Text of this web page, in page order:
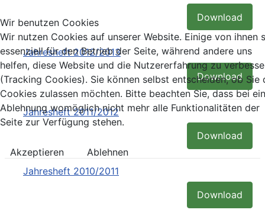
Download
Jahresheft 2012/2013
Download
Jahresheft 2011/2012
Download
Jahresheft 2010/2011
Download
Wir benutzen Cookies
Wir nutzen Cookies auf unserer Website. Einige von ihnen
essenziell für den Betrieb der Seite, während andere uns
helfen, diese Website und die Nutzererfahrung zu
(Tracking Cookies). Sie können selbst entscheiden, ob Sie
Cookies zulassen möchten. Bitte beachten Sie, dass bei
Ablehnung womöglich nicht mehr alle Funktionalitäten der
Seite zur Verfügung stehen.
Akzeptieren Ablehnen